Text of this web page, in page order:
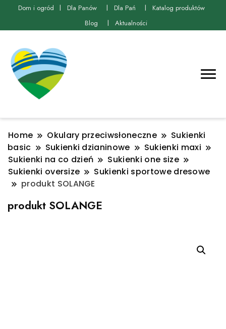
Dom i ogród Dla Panów Dla Pań
Katalog produktów
Blog
Aktualności
Home Okulary przeciwsłoneczne
Sukienki
basic
Sukienki dzianinowe
Sukienki maxi
Sukienki na co dzień
Sukienki one size
Sukienki oversize
Sukienki sportowe dresowe
produkt SOLANGE
produkt SOLANGE